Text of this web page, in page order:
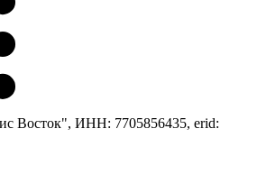
Восток", ИНН: 7705856435, erid: